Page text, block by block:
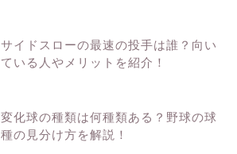
サイドスローの最速の投手は誰？向い
ている人やメリットを紹介！
変化球の種類は何種類ある？野球の球
種の見分け方を解説！